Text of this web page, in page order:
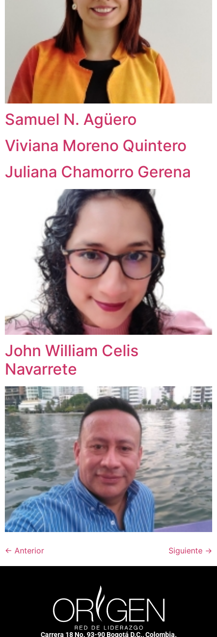
Samuel N. Agüero
Viviana Moreno Quintero
Juliana Chamorro Gerena
John William Celis
Navarrete
← Anterior Siguiente →
Carrera 18 No. 93-90 Bogotá D.C., Colombia.